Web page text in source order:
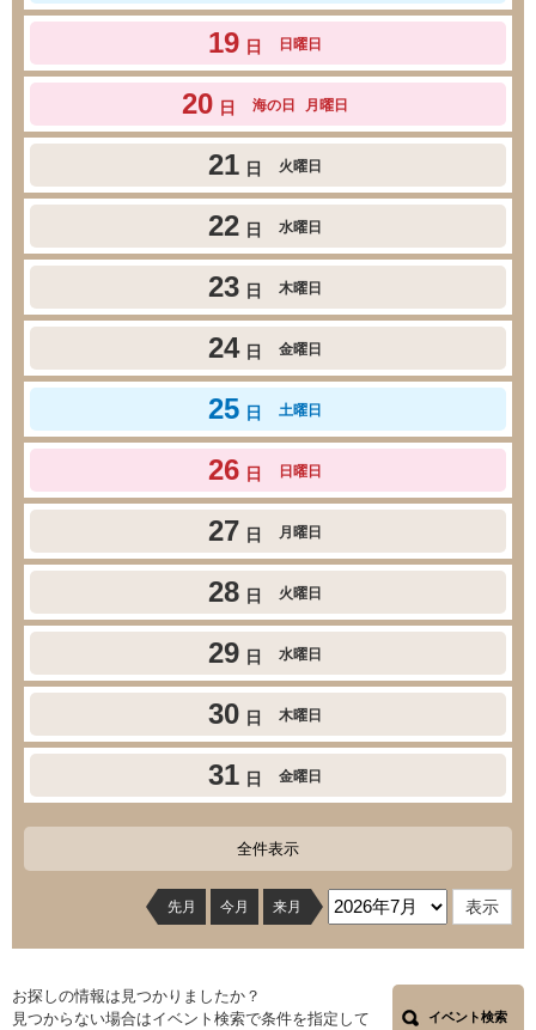
19 日 日曜日
20 日 海の日 月曜日
21 日 火曜日
22 日 水曜日
23 日 木曜日
24 日 金曜日
25 日 土曜日
26 日 日曜日
27 日 月曜日
28 日 火曜日
29 日 水曜日
30 日 木曜日
31 日 金曜日
全件表示
先月 今月 来月
お探しの情報は見つかりましたか？
見つからない場合はイベント検索で条件を指定して
イベント検索